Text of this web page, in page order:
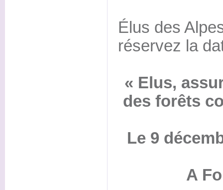
Élus des
réservez la
« Elus,
des forêts
Le 9
A